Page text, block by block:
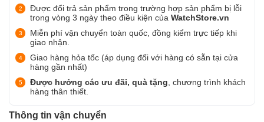
Được đổi trả sản phẩm trong trường hợp sản phẩm bị lỗi
trong vòng 3 ngày theo điều kiện của WatchStore.vn
Miễn phí vận chuyển toàn quốc, đồng kiểm trực tiếp khi
giao nhận.
Giao hàng hỏa tốc (áp dụng đối với hàng có sẵn tại cửa
hàng gần nhất)
Được hưởng các ưu đãi, quà tặng , chương trình khách
hàng thân thiết.
Thông tin vận chuyển